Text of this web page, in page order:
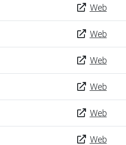
Web
Web
Web
Web
Web
Web